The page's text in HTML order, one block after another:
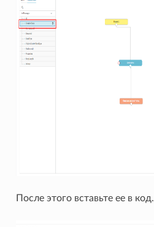
После этого вставьте ее в код.